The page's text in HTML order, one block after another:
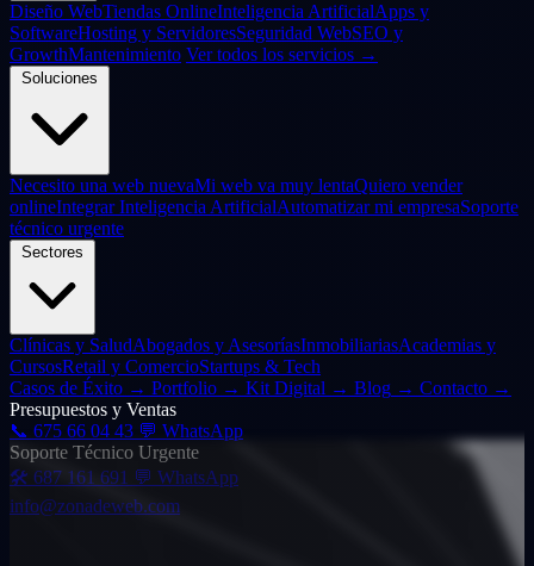
Diseño WebTiendas OnlineInteligencia ArtificialApps y
SoftwareHosting y ServidoresSeguridad WebSEO y
GrowthMantenimiento Ver todos los servicios →
Soluciones
Necesito una web nuevaMi web va muy lentaQuiero vender
onlineIntegrar Inteligencia ArtificialAutomatizar mi empresaSoporte
técnico urgente
Sectores
Clínicas y SaludAbogados y AsesoríasInmobiliariasAcademias y
CursosRetail y ComercioStartups & Tech
Casos de Éxito → Portfolio → Kit Digital → Blog → Contacto →
Presupuestos y Ventas
📞 675 66 04 43 💬 WhatsApp
Soporte Técnico Urgente
🛠️ 687 161 691 💬 WhatsApp
info@zonadeweb.com